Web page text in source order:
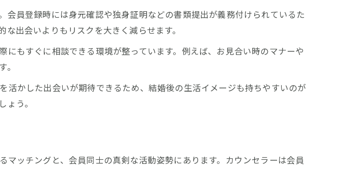
員登録時には身元確認や独身証明などの書類提出が義務付けられているた
出会いよりもリスクを大きく減らせます。
もすぐに相談できる環境が整っています。例えば、お見合い時のマナーや
かした出会いが期待できるため、結婚後の生活イメージも持ちやすいのが
う。
ッチングと、会員同士の真剣な活動姿勢にあります。カウンセラーは会員
わせはこちら
わせはこちら